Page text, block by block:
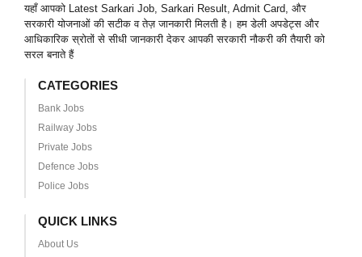
यहाँ आपको Latest Sarkari Job, Sarkari Result, Admit Card, और
सरकारी योजनाओं की सटीक व तेज़ जानकारी मिलती है। हम डेली अपडेट्स और
आधिकारिक स्रोतों से सीधी जानकारी देकर आपकी सरकारी नौकरी की तैयारी को
सरल बनाते हैं
CATEGORIES
Bank Jobs
Railway Jobs
Private Jobs
Defence Jobs
Police Jobs
QUICK LINKS
About Us